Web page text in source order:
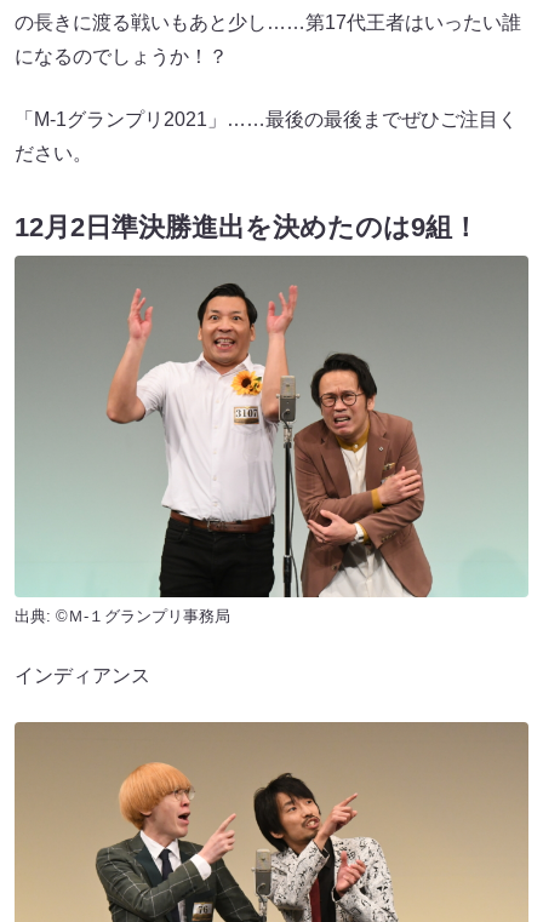
の長きに渡る戦いもあと少し……第17代王者はいったい誰
になるのでしょうか！？
「M-1グランプリ2021」……最後の最後までぜひご注目く
ださい。
12月2日準決勝進出を決めたのは9組！
出典: ©Ｍ-１グランプリ事務局
インディアンス